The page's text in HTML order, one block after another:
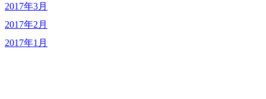
2017年3月
2017年2月
2017年1月